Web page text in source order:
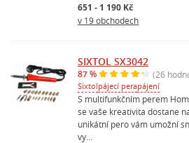
651 - 1 190 Kč
v 19 obchodech
SIXTOL SX3042
87 % (26
Sixtolpájecí perapájení
S multifunkčním perem
se vaše kreativita dostane
unikátní pero vám umožní
vy...